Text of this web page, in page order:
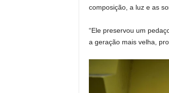
composição, a luz e as
“Ele preservou um
a geração mais velha,